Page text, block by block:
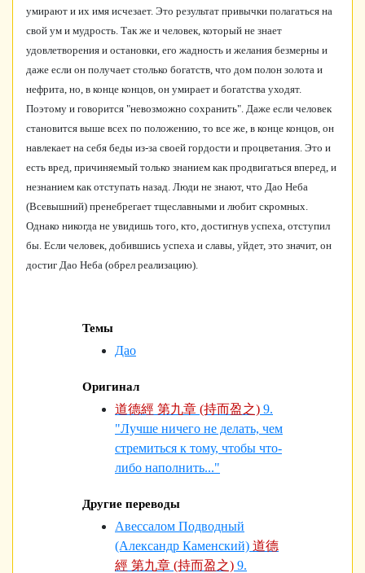
умирают и их имя исчезает. Это результат привычки полагаться на
свой ум и мудрость. Так же и человек, который не знает
удовлетворения и остановки, его жадность и желания безмерны и
даже если он получает столько богатств, что дом полон золота и
нефрита, но, в конце концов, он умирает и богатства уходят.
Поэтому и говорится "невозможно сохранить". Даже если человек
становится выше всех по положению, то все же, в конце концов, он
навлекает на себя беды из-за своей гордости и процветания. Это и
есть вред, причиняемый только знанием как продвигаться вперед, и
незнанием как отступать назад. Люди не знают, что Дао Неба
(Всевышний) пренебрегает тщеславными и любит скромных.
Однако никогда не увидишь того, кто, достигнув успеха, отступил
бы. Если человек, добившись успеха и славы, уйдет, это значит, он
достиг Дао Неба (обрел реализацию).
Темы
Дао
Оригинал
道德經 第九章 (持而盈之) 9.
"Лучше ничего не делать, чем
стремиться к тому, чтобы что-
либо наполнить..."
Другие переводы
Авессалом Подводный
(Александр Каменский) 道德
經 第九章 (持而盈之) 9.